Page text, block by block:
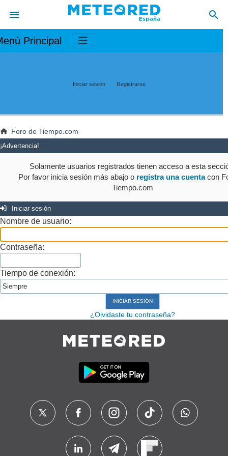
Principal
Iniciar sesión Registrarse
Foro de Tiempo.com
¡Advertencia!
Solamente usuarios registrados tienen acceso a esta
Por favor inicia sesión más abajo o registra una cuentacon
Tiempo.com
Iniciar sesión
Nombre de usuario:
Contraseña:
Tiempo de conexión:
¿Olvidaste tu contraseña?